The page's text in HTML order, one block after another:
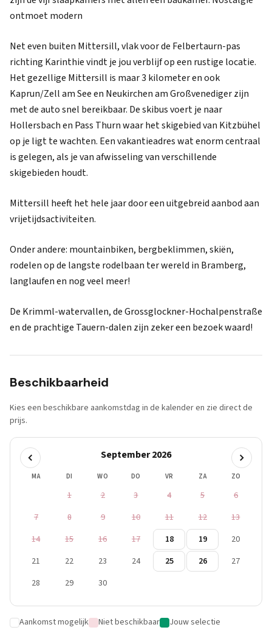
ontmoet modern
Net even buiten Mittersill, vlak voor de Felbertaurn-pas
richting Karinthie vindt je jou verblijf op een rustige locatie.
Het gezellige Mittersill is maar 3 kilometer en ook
Kaprun/Zell am See en Neukirchen am Großvenediger zijn
met de auto snel bereikbaar. De skibus voert je naar
Hollersbach en Pass Thurn waar het skigebied van Kitzbühel
op je ligt te wachten. Een vakantieadres wat enorm centraal
is gelegen, als je van afwisseling van verschillende
skigebieden houdt.
Mittersill heeft het hele jaar door een uitgebreid aanbod aan
vrijetijdsactiviteiten.
Onder andere: mountainbiken, bergbeklimmen, skiën,
rodelen op de langste rodelbaan ter wereld in Bramberg,
langlaufen en nog veel meer!
De Krimml-watervallen, de Grossglockner-Hochalpenstraße
en de prachtige Tauern-dalen zijn zeker een bezoek waard!
Beschikbaarheid
Kies een beschikbare aankomstdag in de kalender en zie direct de
prijs.
September 2026
MA DI WO DO VR ZA ZO
1 2 3 4 5
6
7
8 9 10 11 12
13
14
15 16 17 18 19
20
21
22 23 24 25 26
27
28
29 30
Aankomst mogelijk Niet beschikbaar Jouw selectie